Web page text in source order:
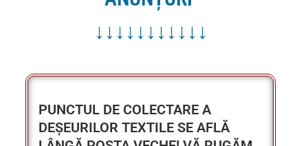
DEȘEURILOR TEXTILE SE AFLĂ
LÂNGĂ POȘTA VECHE! VĂ RUGĂM
SĂ URMAȚI INSTRUCȚIUNILE
OPERATORULUI DE SALUBRIZARE!